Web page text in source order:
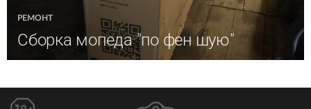
РЕМОНТ
Сборка мопеда "по фен шую"